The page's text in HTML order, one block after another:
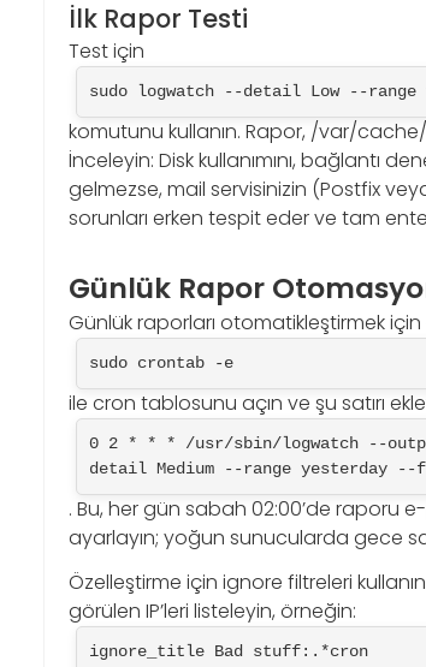
İlk Rapor Testi
Test için
sudo logwatch --detail Low --
komutunu kullanın. Rapor, /var/
İnceleyin: Disk kullanımını, bağlantı
gelmezse, mail servisinizin (Postfix
sorunları erken tespit eder ve tam
Günlük Rapor
Günlük raporları otomatikleştirmek
sudo crontab -e
ile cron tablosunu açın ve şu satırı
0 2 * * * /usr/sbin/logwatch --
detail Medium --range yesterday --
. Bu, her gün sabah 02:00’de raporu
ayarlayın; yoğun sunucularda gece
Özelleştirme için ignore filtreleri
görülen IP’leri listeleyin, örneğin:
ignore_title Bad stuff:.*cron